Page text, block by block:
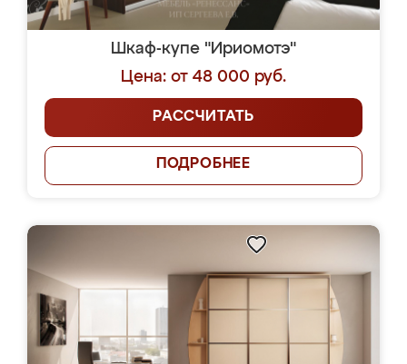
Шкаф-купе "Ириомотэ"
Цена: от 48 000 руб.
РАССЧИТАТЬ
ПОДРОБНЕЕ